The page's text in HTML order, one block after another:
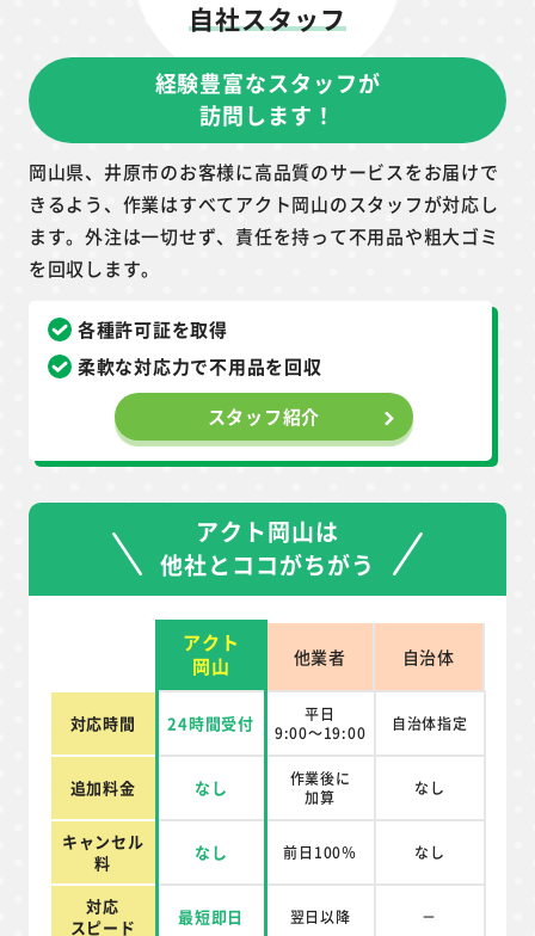
自社スタッフ
経験豊富なスタッフが
訪問します！
岡山県、井原市のお客様に高品質のサービスをお届けで
きるよう、作業はすべてアクト岡山のスタッフが対応し
ます。外注は一切せず、責任を持って不用品や粗大ゴミ
を回収します。
各種許可証を取得
柔軟な対応力で不用品を回収
スタッフ紹介
アクト岡山は
他社とココがちがう
アクト
岡山
他業者 自治体
対応時間 24時間受付
平日
9:00～19:00
自治体指定
追加料金 なし
作業後に
加算
なし
キャンセル
料
なし 前日100％ なし
対応
スピード
最短即日 翌日以降 －